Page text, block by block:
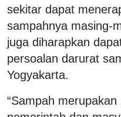
sekitar dapat
sampahnya masing-
juga diharapkan
persoalan darurat
Yogyakarta.
“Sampah